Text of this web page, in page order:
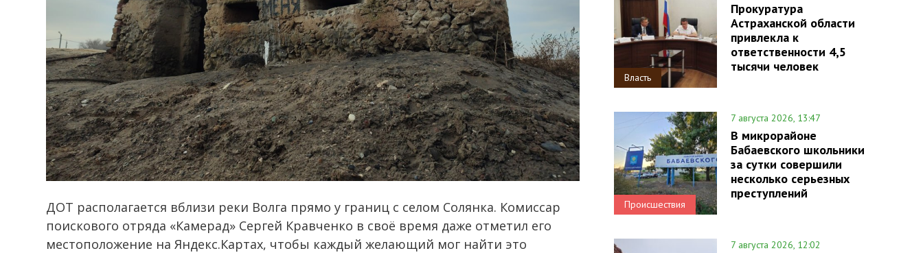
ДОТ располагается вблизи реки Волга прямо у границ с селом Солянка. Комиссар
поискового отряда «Камерад» Сергей Кравченко в своё время даже отметил его
местоположение на Яндекс.Картах, чтобы каждый желающий мог найти это
Власть
Прокуратура
Астраханской области
привлекла к
ответственности 4,5
тысячи человек
Происшествия
7 августа 2026, 13:47
В микрорайоне
Бабаевского школьники
за сутки совершили
несколько серьезных
преступлений
7 августа 2026, 12:02